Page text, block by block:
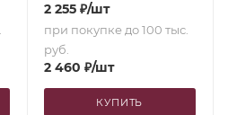
2 255₽/шт
при покупке до 100 тыс.
руб.
2 460 ₽/шт
КУПИТЬ